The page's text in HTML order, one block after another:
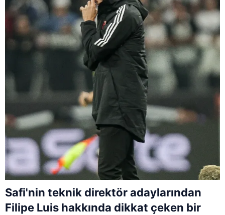
Safi'nin teknik direktör adaylarından
Filipe Luis hakkında dikkat çeken bir